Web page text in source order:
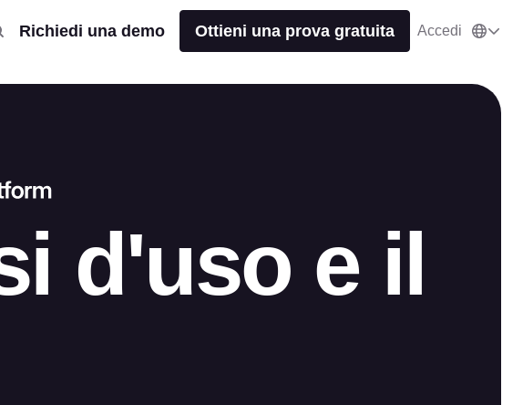
Richiedi una demo Ottieni una prova gratuita Accedi
d'uso e il